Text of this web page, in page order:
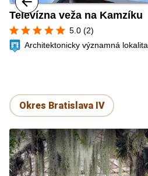
Televízna veža na Kamzíku
star star star star star 5.0 (2)
Architektonicky významná lokalita
Okres Bratislava IV